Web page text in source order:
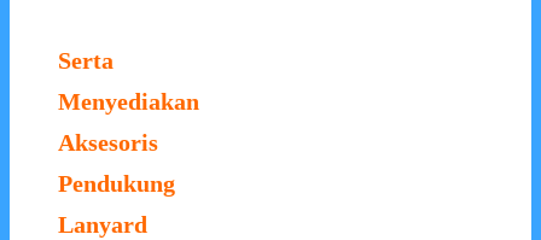
Serta
Menyediakan
Aksesoris
Pendukung
Lanyard